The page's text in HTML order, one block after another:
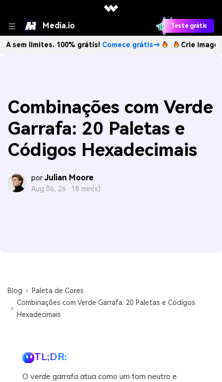
Media.io Teste grátis
100% grátis!Comece grátis→ Crie imagens com IA
Combinações com Verde
Garrafa: 20 Paletas e
Códigos Hexadecimais
por Julian Moore
Aug 06, 26 · 18 min(s)
Blog
Paleta de Cores
Combinações com Verde Garrafa: 20 Paletas e Códigos
Hexadecimais
TL;DR:
O verde garrafa atua como um tom neutro e